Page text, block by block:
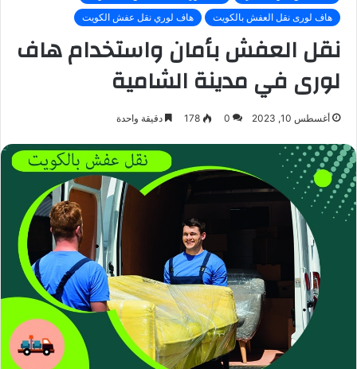
هاف لورى نقل العفش بالكويت
هاف لوري نقل عفش الكويت
نقل العفش بأمان واستخدام هاف
لورى في مدينة الشامية
أغسطس 10, 2023 0
178 دقيقة واحدة